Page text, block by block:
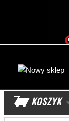
KOSZYK